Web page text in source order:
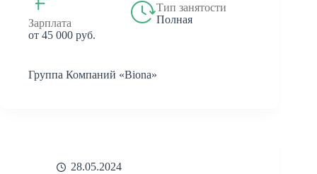
Зарплата
от 45 000 руб.
Тип занятости
Полная
Группа Компаний «Biona»
28.05.2024